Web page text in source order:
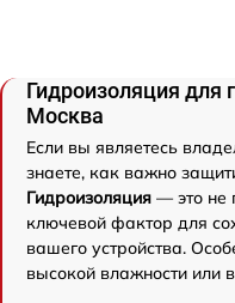
Гидроизоляция для
Москва
Если вы являетесь
знаете, как важно
Гидроизоляция — это не
ключевой фактор для
вашего устройства.
высокой влажности или